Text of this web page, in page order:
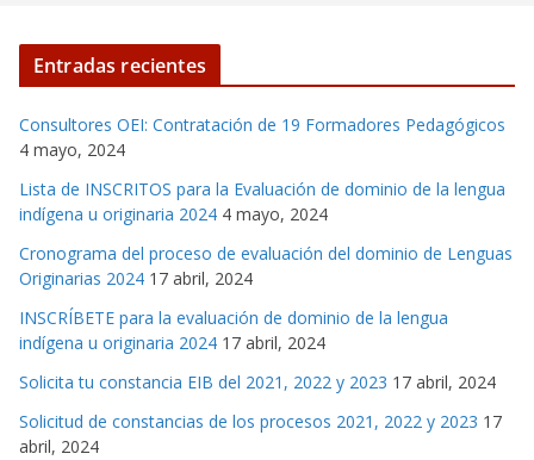
Entradas recientes
Consultores OEI: Contratación de 19 Formadores Pedagógicos
4 mayo, 2024
Lista de INSCRITOS para la Evaluación de dominio de la lengua
indígena u originaria 2024 4 mayo, 2024
Cronograma del proceso de evaluación del dominio de Lenguas
Originarias 2024 17 abril, 2024
INSCRÍBETE para la evaluación de dominio de la lengua
indígena u originaria 2024 17 abril, 2024
Solicita tu constancia EIB del 2021, 2022 y 2023 17 abril, 2024
Solicitud de constancias de los procesos 2021, 2022 y 2023 17
abril, 2024